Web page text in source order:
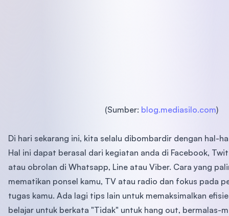
(Sumber: blog.mediasilo.com)
Di hari sekarang ini, kita selalu dibombardir dengan hal-
Hal ini dapat berasal dari kegiatan anda di Facebook,
atau obrolan di Whatsapp, Line atau Viber. Cara yang
mematikan ponsel kamu, TV atau radio dan fokus pada
tugas kamu. Ada lagi tips lain untuk memaksimalkan
belajar untuk berkata "Tidak" untuk hang out, bermalas-